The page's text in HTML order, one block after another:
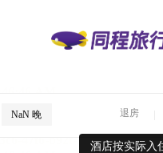
NaN 晚 退房
酒店按实际入